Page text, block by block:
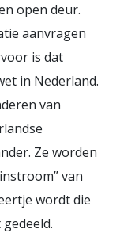
open deur.
aanvragen
is dat
in Nederland.
van
Ze worden
van
wordt die